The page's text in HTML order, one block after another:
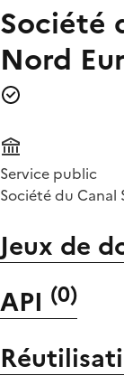
Société
Nord
Service public
Société du Canal
Jeux de
API (0)